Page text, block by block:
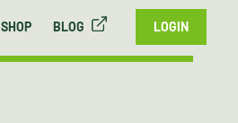
SHOP BLOG LOGIN